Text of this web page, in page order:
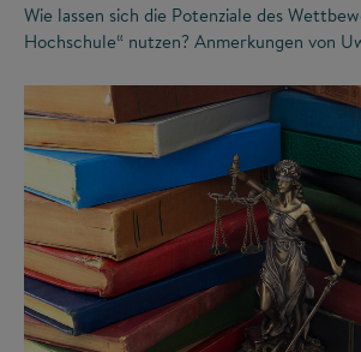
Wie lassen sich die Potenziale des
Hochschule“ nutzen? Anmerkungen von